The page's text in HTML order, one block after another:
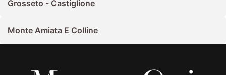
Grosseto - Castiglione
Monte Amiata E Colline